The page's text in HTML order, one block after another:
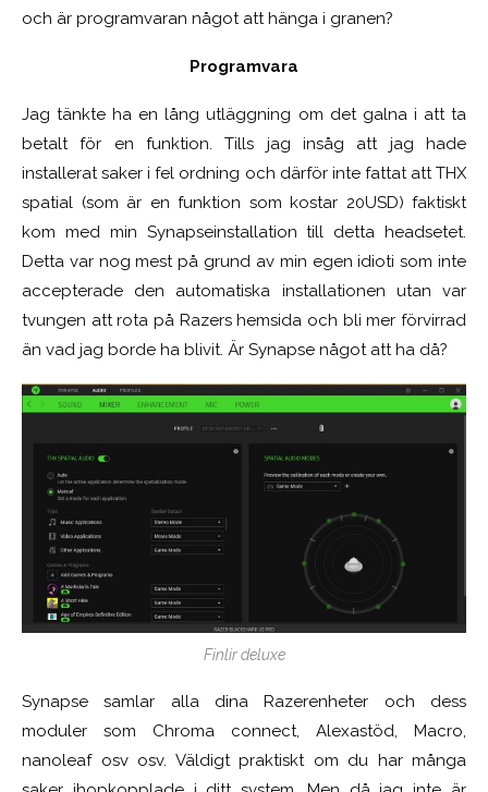
och är programvaran något att hänga i granen?
Programvara
Jag tänkte ha en lång utläggning om det galna i att ta
betalt för en funktion. Tills jag insåg att jag hade
installerat saker i fel ordning och därför inte fattat att THX
spatial (som är en funktion som kostar 20USD) faktiskt
kom med min Synapseinstallation till detta headsetet.
Detta var nog mest på grund av min egen idioti som inte
accepterade den automatiska installationen utan var
tvungen att rota på Razers hemsida och bli mer förvirrad
än vad jag borde ha blivit. Är Synapse något att ha då?
Finlir deluxe
Synapse samlar alla dina Razerenheter och dess
moduler som Chroma connect, Alexastöd, Macro,
nanoleaf osv osv. Väldigt praktiskt om du har många